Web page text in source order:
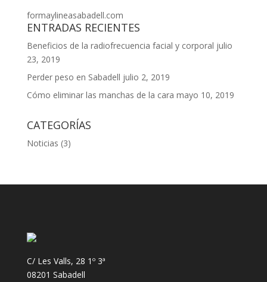
formaylineasabadell.com
ENTRADAS RECIENTES
Beneficios de la radiofrecuencia facial y corporal julio
23, 2019
Perder peso en Sabadell julio 2, 2019
Cómo eliminar las manchas de la cara mayo 10, 2019
CATEGORÍAS
Noticias (3)
C/ Les Valls, 28 1º 3ª
08201 Sabadell